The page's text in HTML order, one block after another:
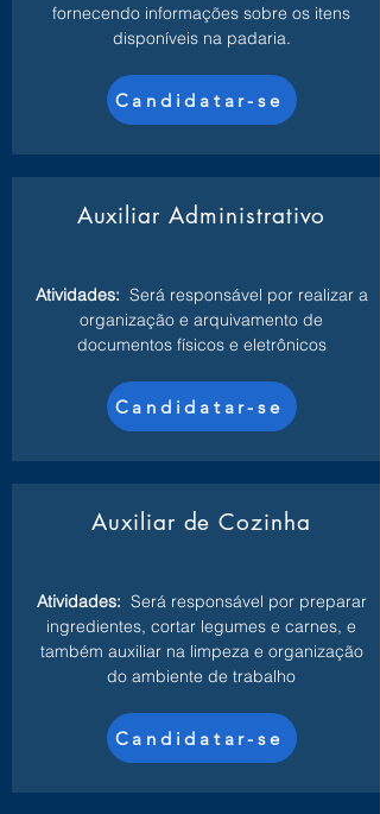
fornecendo informações sobre os itens
disponíveis na padaria.
Candidatar-se
Auxiliar Administrativo
Atividades: Será responsável por realizar a
organização e arquivamento de
documentos físicos e eletrônicos
Candidatar-se
Auxiliar de Cozinha
Atividades: Será responsável por preparar
ingredientes, cortar legumes e carnes, e
também auxiliar na limpeza e organização
do ambiente de trabalho
Candidatar-se